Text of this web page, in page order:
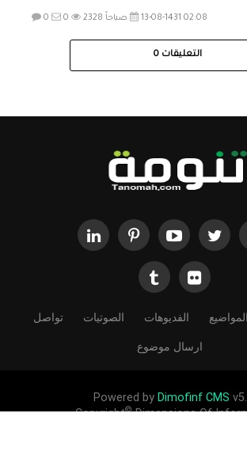
13-08-1431 02:08 صباحاً
0 0 2328
التعليقات 0
المواضيع الفديوهات الصوتيات تواصل
ارسال موضوع
Powered by Dimofinf CMS
Copyright©Dimensions Of